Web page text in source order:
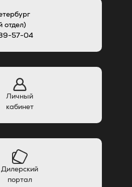
отдел)
57-04
Личный
кабинет
Дилерский
портал